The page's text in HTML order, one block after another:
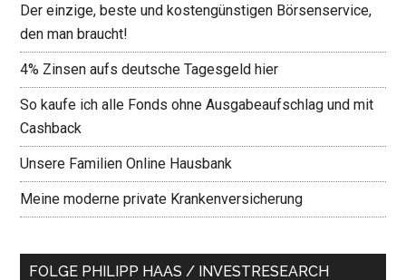
Der einzige, beste und kostengünstigen Börsenservice,
den man braucht!
4% Zinsen aufs deutsche Tagesgeld hier
So kaufe ich alle Fonds ohne Ausgabeaufschlag und mit
Cashback
Unsere Familien Online Hausbank
Meine moderne private Krankenversicherung
FOLGE PHILIPP HAAS / INVESTRESEARCH